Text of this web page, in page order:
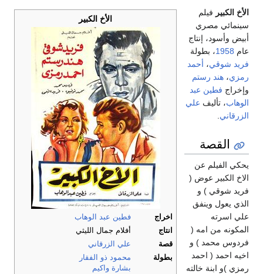
الأخ الكبير
اخراج
فطين عبد الوهاب
انتاج
أفلام جمال الليثي
قصة
علي الزرقاني
بطولة
محمود ذو الفقار
بشارة واكيم
الأخ الكبير فيلم
سينمائي مصري
أبيض وأسود، إنتاج
عام 1958، بطولة
فريد شوقي، أحمد
رمزي، هند رستم
وإخراج فطين عبد
الوهاب، تأليف علي
الزرقاني
القصة
يحكي الفيلم عن
الاخ الكبير عوض (
فريد شوقي ) و
الذي يعول وينفق
علي اسرته
المكونه من امه (
فردوس محمد ) و
اخيه احمد ( احمد
رمزي )و ابنة خالته